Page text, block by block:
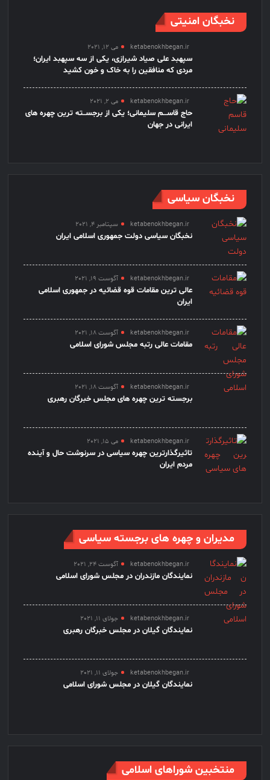
نخبگان امنیتی
ketabenokhbegan.ir می 12, 2021
سپهبد علی صیاد شیرازی، یکی از سه سپهبد ایران؛
مردی که منافقین را به خاک و خون کشید
ketabenokhbegan.ir می 2, 2021
حاج قاســـم سلیمانی؛ یکی از برجســته ترین چهره های
ایرانی در جهان
نخبگان سیاسی
ketabenokhbegan.ir سپتامبر 4, 2021
نخبگان سیاسی دولت جمهوری اسلامی ایران
ketabenokhbegan.ir آگوست 19, 2021
عالی ترین مقامات قوه قضائیه در جمهوری اسلامی
ایران
ketabenokhbegan.ir آگوست 18, 2021
مقامات عالی رتبه مجلس شورای اسلامی
ketabenokhbegan.ir آگوست 18, 2021
برجسته ترین چهره های مجلس خبرگان رهبری
ketabenokhbegan.ir می 15, 2021
تاثیرگذارترین چهره سیاسی در سرنوشت حال و آینده
مردم ایران
مدیران و چهره های برجسته سیاسی
ketabenokhbegan.ir آگوست 24, 2021
نمایندگان مازندران در مجلس شورای اسلامی
ketabenokhbegan.ir جولای 11, 2021
نمایندگان گیلان در مجلس خبرگان رهبری
ketabenokhbegan.ir جولای 11, 2021
نمایندگان گیلان در مجلس شورای اسلامی
منتخبین شوراهای اسلامی